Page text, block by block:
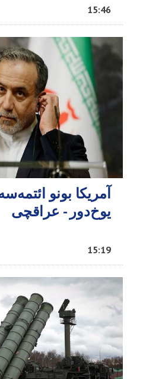
15:46
آمریکا بونو
یوخ‌دور - عراقچی
15:19